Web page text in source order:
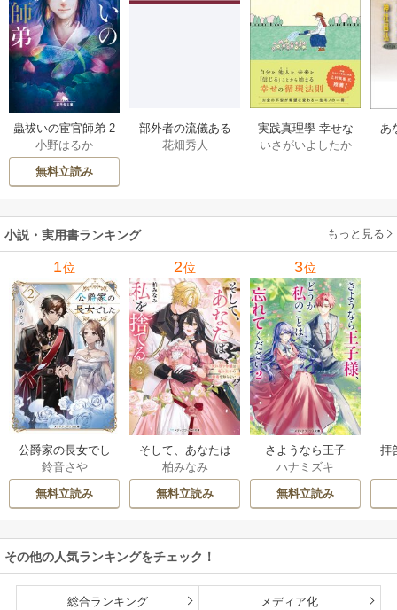
蟲祓いの宦官師弟 2
巻
小野はるか
無料立読み
部外者の流儀ある
日、三木たかしの5
したか 1巻
花畑秀人
実践真理學 幸せな
お金の使い方編 1巻
いさがいよしたか
あ
小説・実用書ランキング もっと見る
1位
公爵家の長女でし
た
鈴音さや
無料立読み
2位
そして、あなたは
私を捨てる
柏みなみ
無料立読み
3位
さようなら王子
様、どうか私のこ
とは忘れてくださ
い
ハナミズキ
無料立読み
拝
その他の人気ランキングをチェック！
総合ランキング メディア化